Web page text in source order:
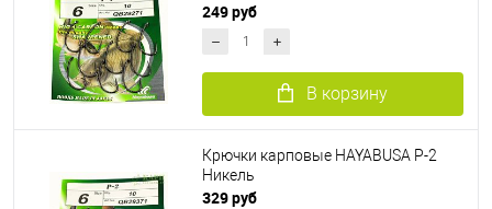
249 руб
В корзину
Крючки карповые HAYABUSA P-2
Никель
329 руб